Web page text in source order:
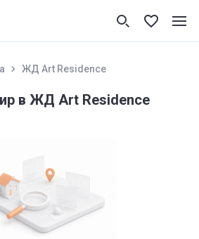
ЖД Art Residence
в ЖД Art Residence